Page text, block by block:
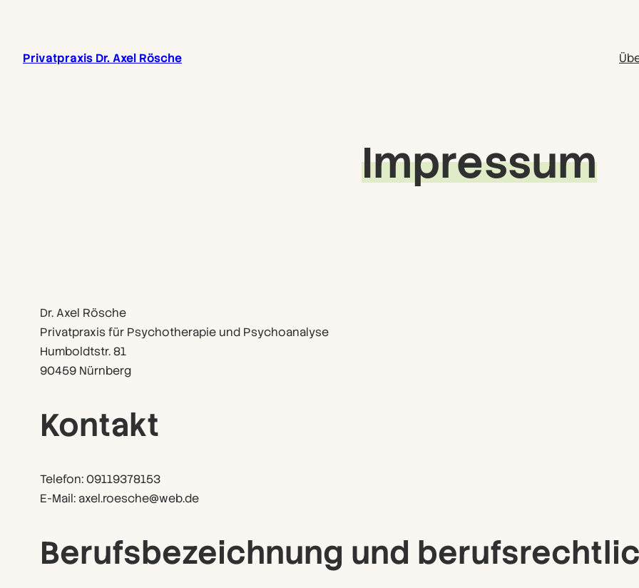
springen
Privatpraxis Dr. Axel Rösche
Impressum
Dr. Axel Rösche
Privatpraxis für Psychotherapie und Psychoanalyse
Humboldtstr. 81
90459 Nürnberg
Kontakt
Telefon: 09119378153
E-Mail: axel.roesche@web.de
Berufsbezeichnung und